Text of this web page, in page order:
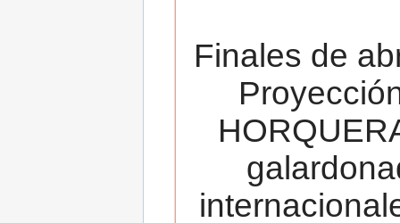
Finales de